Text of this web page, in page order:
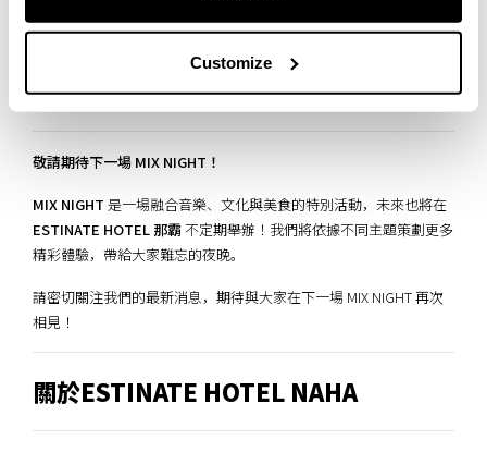
Customize
「千元暢飲」（せんべろ）是沖繩經典的平價酒文化，只需 1000 日
次的活動吸引了來自世界各地的賓客，大家圍坐在居酒屋裡，舉杯
暢談，不同語言交錯其中，也讓這場旅程增添了更多難忘的回憶。
敬請期待下一場 MIX NIGHT！
MIX NIGHT 是一場融合音樂、文化與美食的特別活動，未來也將在
ESTINATE HOTEL 那霸 不定期舉辦！我們將依據不同主題策劃更多
精彩體驗，帶給大家難忘的夜晚。
請密切關注我們的最新消息，期待與大家在下一場 MIX NIGHT 再次
相見！
關於ESTINATE HOTEL NAHA